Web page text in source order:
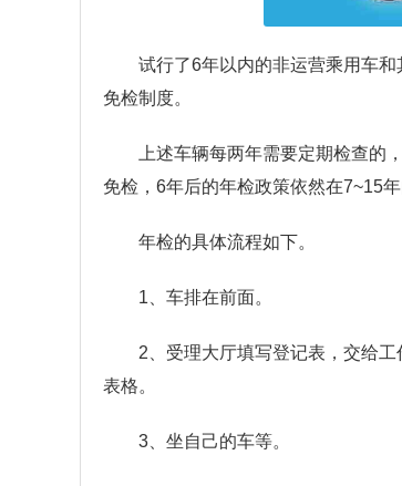
试行了6年以内的非运营乘用车
免检制度。
上述车辆每两年需要定期检查的
免检，6年后的年检政策依然在7~15
年检的具体流程如下。
1、车排在前面。
2、受理大厅填写登记表，交给
表格。
3、坐自己的车等。